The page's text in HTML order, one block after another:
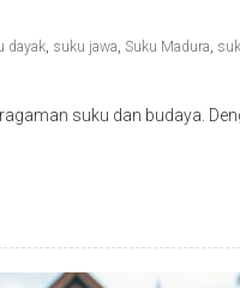
dayak, suku jawa, Suku Madura,
suku dan budaya.